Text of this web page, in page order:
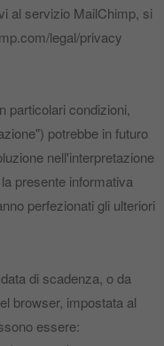
al servizio MailChimp, si
legal/privacy
particolari condizioni,
potrebbe in futuro
nell'interpretazione
presente informativa
perfezionati gli ulteriori
di scadenza, o da
browser, impostata al
essere: